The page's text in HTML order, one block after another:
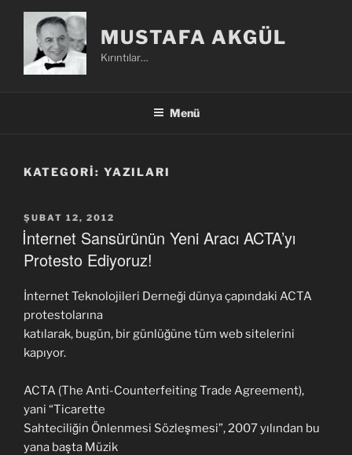
İçeriğe
MUSTAFA AKGÜL
Kırıntılar…
Menü
KATEGORI: YAZILARI
YAYIM
TARIHI
ŞUBAT 12, 2012
İnternet Sansürünün Yeni Aracı ACTA’yı
Protesto Ediyoruz!
İnternet Teknolojileri Derneği dünya çapındaki ACTA
protestolarına
katılarak, bugün, bir günlüğüne tüm web sitelerini
kapıyor.
ACTA (The Anti-Counterfeiting Trade Agreement),
yani “Ticarette
Sahteciliğin Önlenmesi Sözleşmesi”, 2007 yılından bu
yana başta Müzik